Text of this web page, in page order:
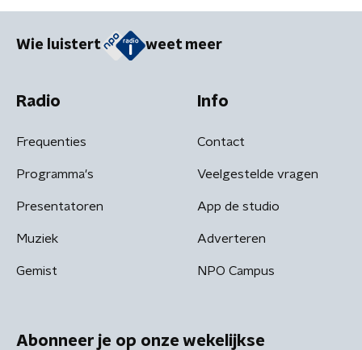
Wie luistert weet meer
Radio
Frequenties
Programma's
Presentatoren
Muziek
Gemist
Info
Contact
Veelgestelde vragen
App de studio
Adverteren
NPO Campus
Abonneer je op onze wekelijkse